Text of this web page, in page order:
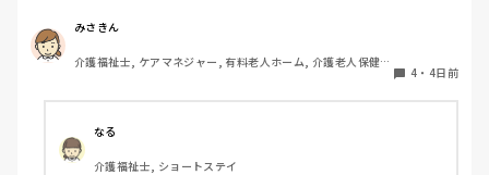
族が面会に来る…などでした。お盆まであと少しです。何か
していることがあればぜひシェアよろしくお願いします。
みさきん
介護福祉士, ケアマネジャー, 有料老人ホーム, 介護老人保健施
4 ・ 4日前
なる
介護福祉士, ショートステイ